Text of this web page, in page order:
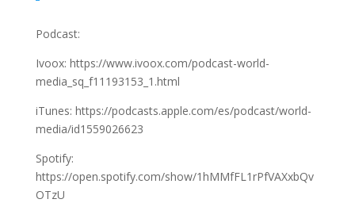
Podcast:
Ivoox: https://www.ivoox.com/podcast-world-
media_sq_f11193153_1.html
iTunes: https://podcasts.apple.com/es/podcast/world-
media/id1559026623
Spotify:
https://open.spotify.com/show/1hMMfFL1rPfVAXxbQv
OTzU